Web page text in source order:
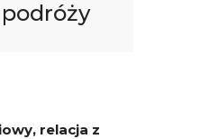
relacja z